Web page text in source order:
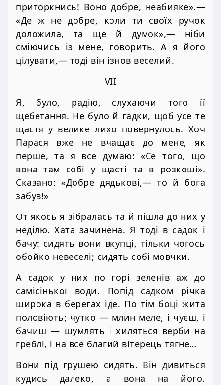
приторкнись! Воно добре, неабияке».—
«Де ж не добре, коли ти своїх ручок
доложила, та ще й думок»,— ніби
сміючись із мене, говорить. А я його
цілувати,— тоді він ізнов веселий.
VII
Я, було, радію, слухаючи того її
щебетання. Не було й гадки, щоб усе те
щастя у велике лихо повернулось. Хоч
Парася вже не вчащає до мене, як
перше, та я все думаю: «Се того, що
вона там собі у щасті та в розкоші».
Сказано: «Добре дядькові,— то й бога
забув!»
От якось я зібралась та й пішла до них у
неділю. Хата зачинена. Я тоді в садок і
бачу: сидять вони вкупці, тільки чогось
обойко невеселі; сидять собі мовчки.
А садок у них по горі зеленів аж до
самісінької води. Попід садком річка
широка в берегах іде. По тім боці жита
половіють; чутко — млин меле, і чуєш, і
бачиш — шумлять і хиляться верби на
греблі, і на все благий вітерець тягне…
Вони під грушею сидять. Він дивиться
кудись далеко, а вона на його.